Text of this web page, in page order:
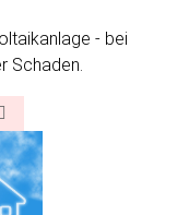
- bei
Schaden.